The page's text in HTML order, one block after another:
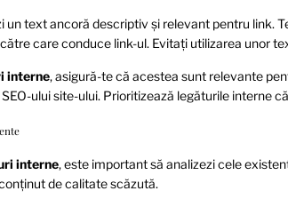
un text ancoră descriptiv și relevant pentru link.
care conduce link-ul. Evitați utilizarea unor
interne, asigură-te că acestea sunt relevante
ului site-ului. Prioritizează legăturile interne
interne, este important să analizezi cele
de calitate scăzută.